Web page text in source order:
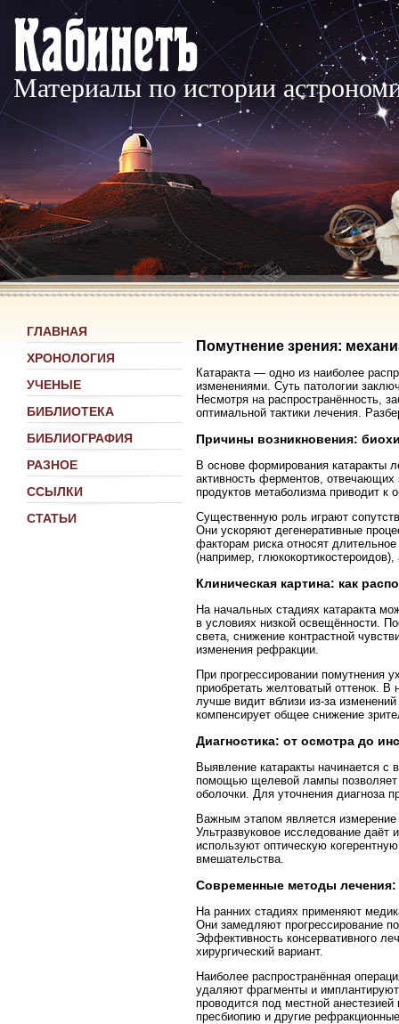
Материалы по истории
ГЛАВНАЯ
ХРОНОЛОГИЯ
УЧЕНЫЕ
БИБЛИОТЕКА
БИБЛИОГРАФИЯ
РАЗНОЕ
ССЫЛКИ
СТАТЬИ
Помутнение зрения:
Катаракта — одно из наиболее
изменениями. Суть патологии
Несмотря на распространённость,
оптимальной тактики лечения.
Причины возникновения:
В основе формирования катаракты
активность ферментов, отвечающих
продуктов метаболизма приводит к
Существенную роль играют
Они ускоряют дегенеративные
факторам риска относят
(например,
Клиническая картина: как
На начальных стадиях катаракта
в условиях низкой освещённости.
света, снижение контрастной
изменения рефракции.
При прогрессировании помутнения
приобретать желтоватый оттенок. В
лучше видит вблизи из-за
компенсирует общее снижение
Диагностика: от осмотра до
Выявление катаракты начинается с
помощью щелевой лампы позволяет
оболочки. Для уточнения диагноза
Важным этапом является измерение
Ультразвуковое исследование
используют оптическую
вмешательства.
Современные методы лечения:
На ранних стадиях применяют
Они замедляют прогрессирование
Эффективность консервативного
хирургический вариант.
Наиболее распространённая
удаляют фрагменты и
проводится под местной
пресбиопию и другие